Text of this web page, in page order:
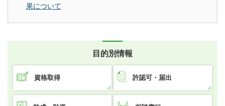
果について
目的別情報
資格取得 許認可・届出